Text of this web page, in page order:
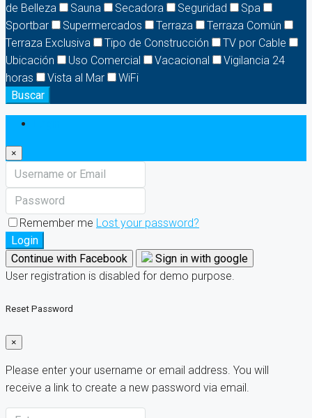
de Belleza
Sauna Secadora Seguridad
Spa
Sportbar
Supermercados Terraza
Terraza Común
Terraza Exclusiva
Tipo de Construcción
TV por Cable
Ubicación
Uso Comercial Vacacional
Vigilancia 24
horas
Vista al Mar
WiFi
Buscar
×
Remember me Lost your password?
Login
Continue with Facebook
Sign in with google
User registration is disabled for demo purpose.
Reset Password
×
Please enter your username or email address. You will
receive a link to create a new password via email.